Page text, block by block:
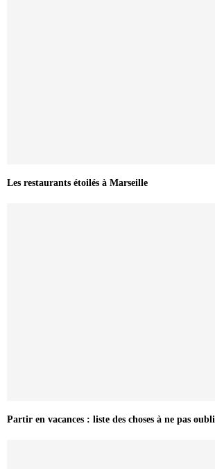
Les restaurants étoilés à Marseille
Partir en vacances : liste des choses à ne pas